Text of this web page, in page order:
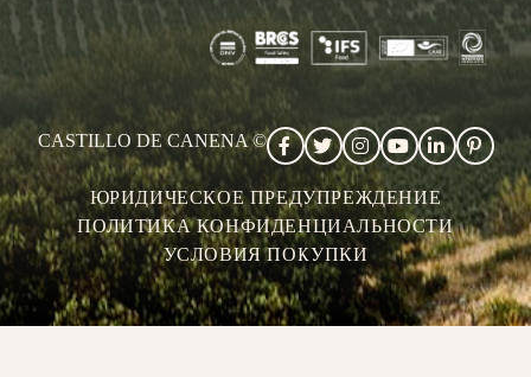
CASTILLO DE CANENA ©
ЮРИДИЧЕСКОЕ ПРЕДУПРЕЖДЕНИЕ
ПОЛИТИКА КОНФИДЕНЦИАЛЬНОСТИ
УСЛОВИЯ ПОКУПКИ